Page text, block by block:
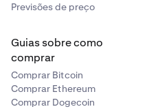
Previsões de preço
Guias sobre como
comprar
Comprar Bitcoin
Comprar Ethereum
Comprar Dogecoin